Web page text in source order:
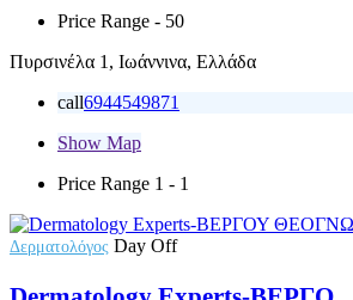
Price Range - 50
Πυρσινέλα 1, Ιωάννινα, Ελλάδα
call6944549871
Show Map
Price Range 1 - 1
Δερματολόγος Day Off